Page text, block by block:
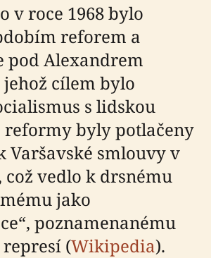
v roce 1968 bylo
reforem a
pod Alexandrem
jehož cílem bylo
s lidskou
reformy byly potlačeny
Varšavské smlouvy v
což vedlo k drsnému
jako
poznamenanému
(Wikipedia).